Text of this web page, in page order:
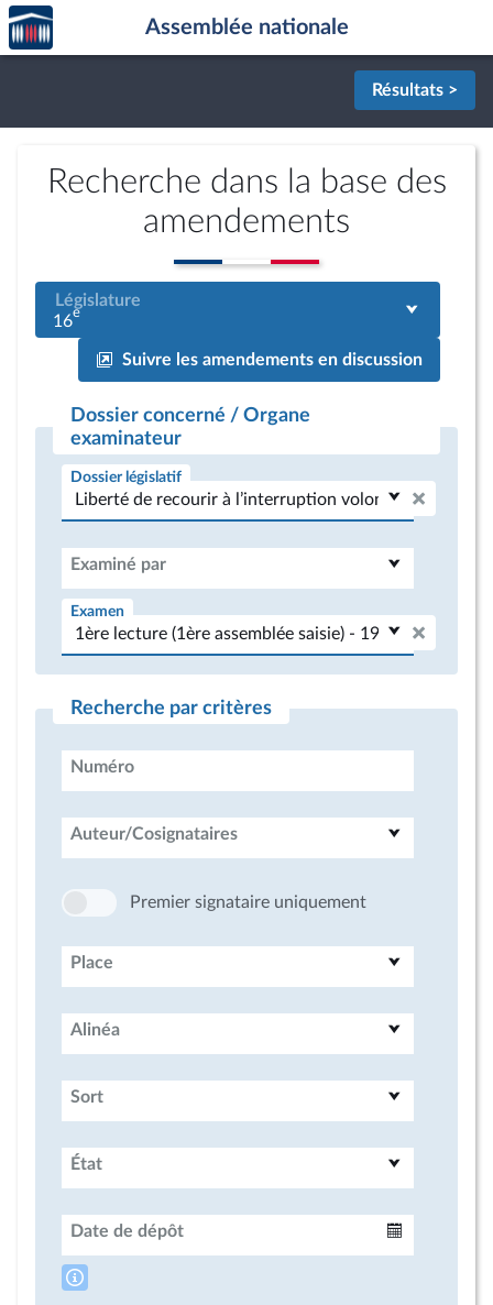
Aller au contenu
Aller en bas de la page
Accèder
à la
page
Assemblée nationale
Résultats >
Recherche dans la base des
amendements
Législature
16e
Suivre les amendements en discussion
Dossier concerné / Organe
examinateur
Dossier législatif
Examiné par
Examen
Recherche par critères
Numéro
Auteur/Cosignataires
Premier signataire uniquement
Place
Alinéa
Sort
État
Date de dépôt